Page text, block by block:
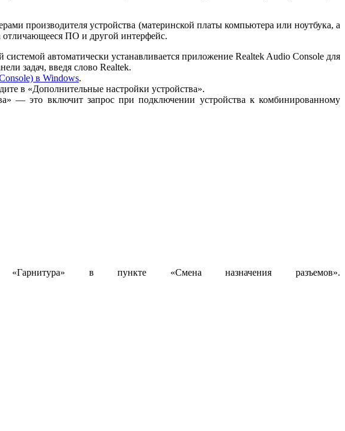
производителя устройства (материнской платы компьютера или ноутбука, а
отличающееся ПО и другой интерфейс.
автоматически устанавливается приложение Realtek Audio Console для
задач, введя слово Realtek.
в Windows.
в «Дополнительные настройки устройства».
— это включит запрос при подключении устройства к комбинированному
в пункте «Смена назначения разъемов».